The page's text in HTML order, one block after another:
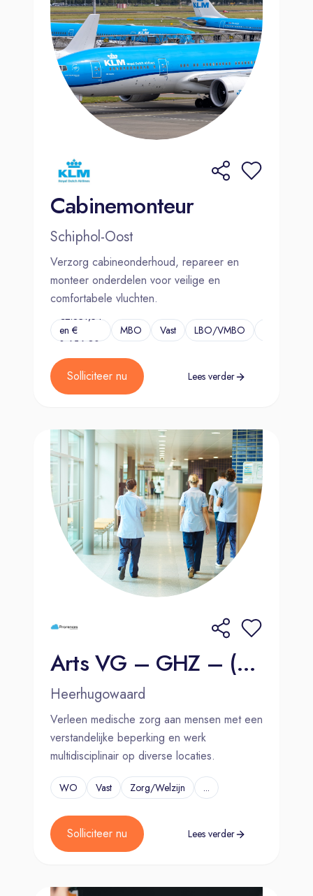
Cabinemonteur
Schiphol-Oost
Verzorg cabineonderhoud, repareer en
monteer onderdelen voor veilige en
comfortabele vluchten.
€2.831,54
en €
3.656,80
MBO Vast LBO/VMBO
Solliciteer nu Lees verder
Arts VG – GHZ – (Regio) Heerhugowaard
Heerhugowaard
Verleen medische zorg aan mensen met een
verstandelijke beperking en werk
multidisciplinair op diverse locaties.
WO Vast Zorg/Welzijn ...
Solliciteer nu Lees verder